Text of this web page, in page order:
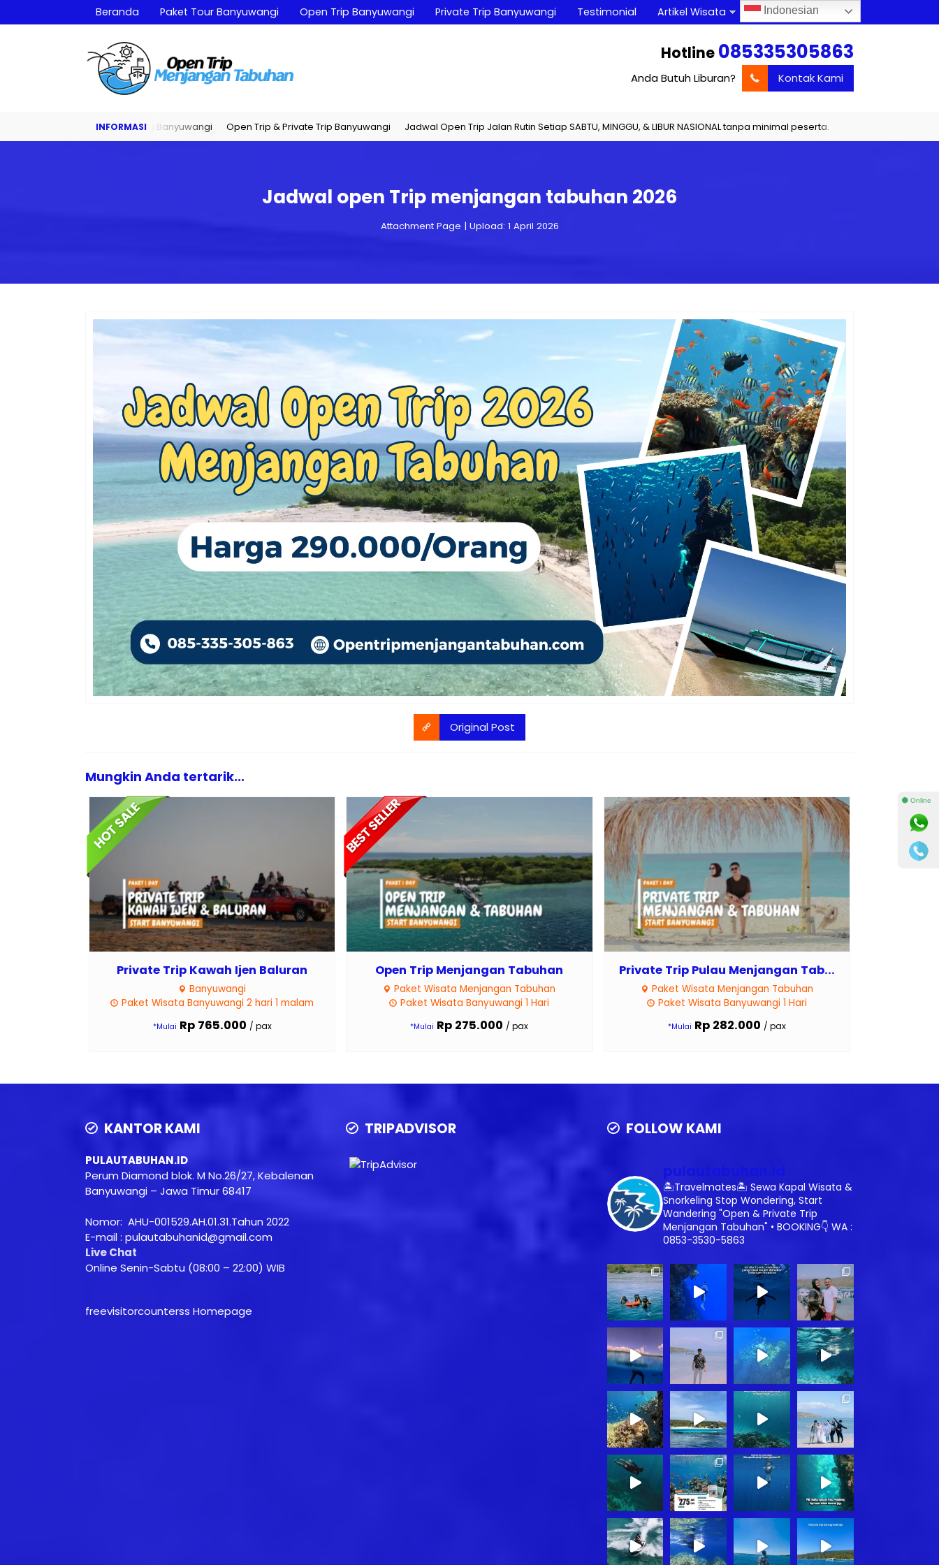
Beranda Paket Tour Banyuwangi Open Trip Banyuwangi Private Trip Banyuwangi Testimonial Artikel Wisata Indonesian
Hotline 085335305863
Anda Butuh Liburan? Kontak Kami
Paket Snorkeling & Diving Banyuwangi Open Trip & Private Trip Banyuwangi Jadwal Open Trip Jalan Rutin Setiap SABTU, MINGGU, & LIBUR NASIONAL tanpa minimal peserta. Sewa Kapal Pulau
Jadwal open Trip menjangan tabuhan 2026
Attachment Page | Upload: 1 April 2026
Original Post
Mungkin Anda tertarik...
Private Trip Kawah Ijen Baluran
Banyuwangi
Paket Wisata Banyuwangi 2 hari 1 malam
*Mulai Rp 765.000 / pax
Open Trip Menjangan Tabuhan
Paket Wisata Menjangan Tabuhan
Paket Wisata Banyuwangi 1 Hari
*Mulai Rp 275.000 / pax
Private Trip Pulau Menjangan Tab...
Paket Wisata Menjangan Tabuhan
Paket Wisata Banyuwangi 1 Hari
*Mulai Rp 282.000 / pax
KANTOR KAMI
PULAUTABUHAN.ID
Perum Diamond blok. M No.26/27, Kebalenan
Banyuwangi – Jawa Timur 68417
Nomor: AHU-001529.AH.01.31.Tahun 2022
E-mail : pulautabuhanid@gmail.com
Live Chat
Online Senin-Sabtu (08:00 – 22:00) WIB
freevisitorcounterss Homepage
TRIPADVISOR FOLLOW KAMI
🏝️Travelmates🏝️ Sewa Kapal Wisata &
Snorkeling Stop Wondering, Start
Wandering "Open & Private Trip
Menjangan Tabuhan" • BOOKING👇 WA :
0853-3530-5863
⚫ Online